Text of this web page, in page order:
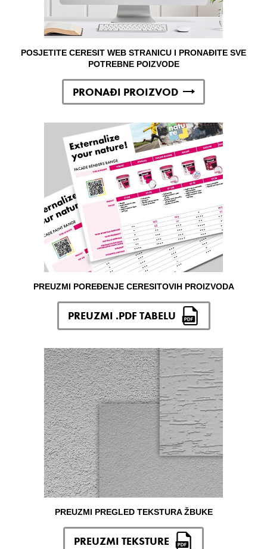
POSJETITE CERESIT WEB STRANICU I PRONAĐITE SVE
POTREBNE POIZVODE
PRONAĐI PROIZVOD
PREUZMI POREĐENJE CERESITOVIH PROIZVODA
PREUZMI .PDF TABELU
PREUZMI PREGLED TEKSTURA ŽBUKE
PREUZMI TEKSTURE